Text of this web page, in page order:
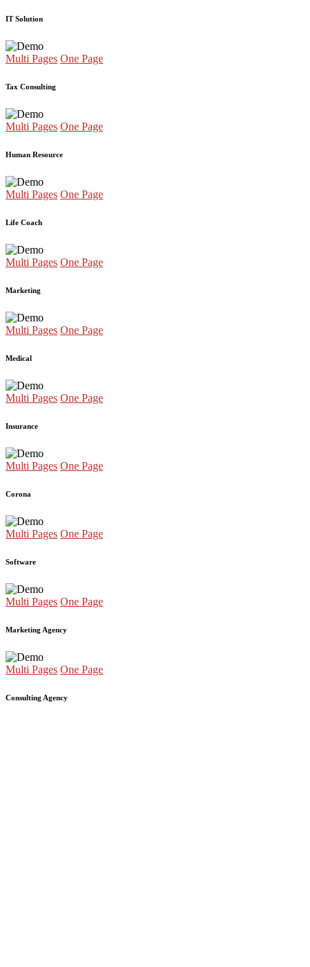
IT Solution
Multi Pages One Page
Tax Consulting
Multi Pages One Page
Human Resource
Multi Pages One Page
Life Coach
Multi Pages One Page
Marketing
Multi Pages One Page
Medical
Multi Pages One Page
Insurance
Multi Pages One Page
Corona
Multi Pages One Page
Software
Multi Pages One Page
Marketing Agency
Multi Pages One Page
Consulting Agency